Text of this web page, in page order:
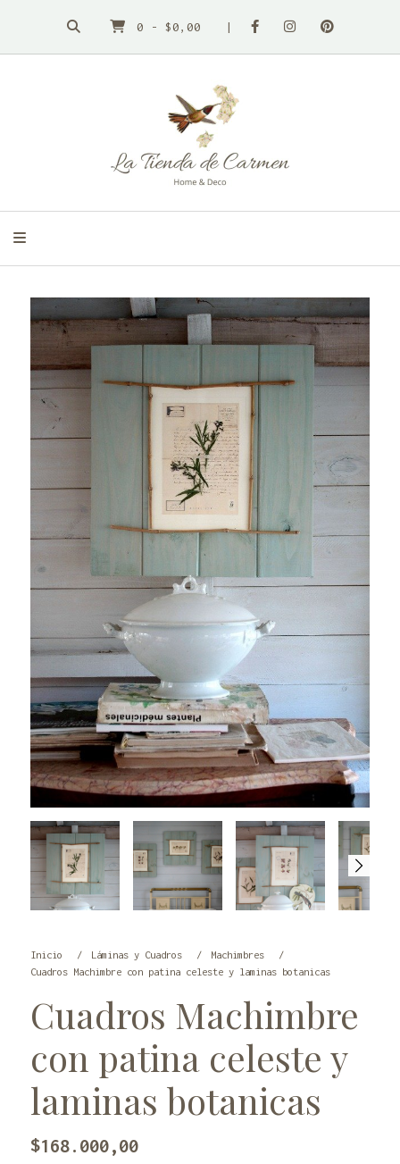
0 - $0,00
Inicio Láminas y Cuadros
Machimbres
Cuadros Machimbre con patina celeste y laminas botanicas
Cuadros Machimbre
con patina celeste y
laminas botanicas
$168.000,00